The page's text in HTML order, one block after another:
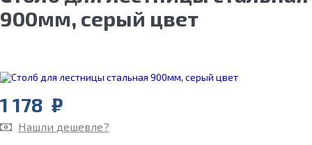
900мм, серый цвет
1 178 ₽
Нашли дешевле?